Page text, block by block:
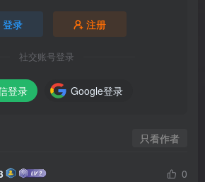
登录 注册
社交账号登录
登录 Google登录
只看作者
0